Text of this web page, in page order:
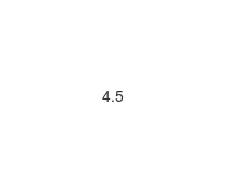
4.5